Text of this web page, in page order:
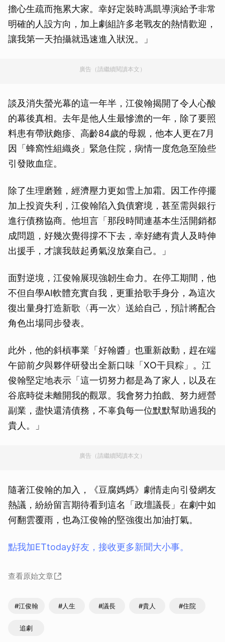
擔心生疏而拖累大家。幸好定裝時馮凱導演給予非常
明確的人設方向，加上劇組許多老戰友的熱情歡迎，
讓我第一天拍攝就迅速進入狀況。」
廣告（請繼續閱讀本文）
談及消失螢光幕的這一年半，江俊翰揭開了令人心酸
的幕後真相。去年是他人生最慘澹的一年，除了要照
料患有帶狀皰疹、高齡84歲的母親，他本人更在7月
因「蜂窩性組織炎」緊急住院，病情一度危急至險些
引發敗血症。
除了生理磨難，經濟壓力更如雪上加霜。因工作停擺
加上投資失利，江俊翰陷入負債窘境，甚至需與銀行
進行債務協商。他坦言「那段時間連基本生活開銷都
成問題，好幾次覺得撐不下去，幸好總有貴人及時伸
出援手，才讓我鼓起勇氣沒放棄自己。」
面對逆境，江俊翰展現強韌生命力。在停工期間，他
不但自學AI軟體充實自我，更重拾歌手身分，為這次
復出量身打造新歌〈再一次〉送給自己，預計將配合
角色出場同步發表。
此外，他的斜槓事業「好翰醬」也重新啟動，趕在端
午節前夕與夥伴研發出全新口味「XO干貝粽」。江
俊翰堅定地表示「這一切努力都是為了家人，以及在
谷底時從未離開我的觀眾。我會努力拍戲、努力經營
副業，盡快還清債務，不辜負每一位默默幫助過我的
貴人。」
廣告（請繼續閱讀本文）
隨著江俊翰的加入，《豆腐媽媽》劇情走向引發網友
熱議，紛紛留言期待看到這名「政壇議長」在劇中如
何翻雲覆雨，也為江俊翰的堅強復出加油打氣。
點我加ETtoday好友，接收更多新聞大小事。
查看原始文章
#江俊翰 #人生 #議長 #貴人 #住院
追劇